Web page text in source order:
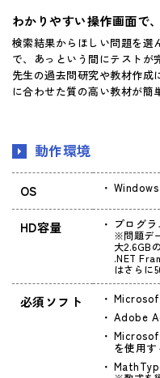
わかりやすい操作画面で
検索結果からほしい問題を選
で、あっという間にテストが
先生の過去問研究や教材作成
に合わせた質の高い教材が簡
動作環境
OS
HD容量 プログ
※問題デ
大2.6GB
.NET
はさらに
必須ソフト
Adobe
を使用す